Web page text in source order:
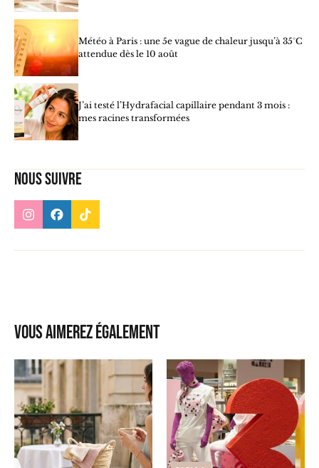
Météo à Paris : une 5e vague de chaleur jusqu’à 35°C
attendue dès le 10 août
J’ai testé l’Hydrafacial capillaire pendant 3 mois :
mes racines transformées
Nous suivre
Vous aimerez également